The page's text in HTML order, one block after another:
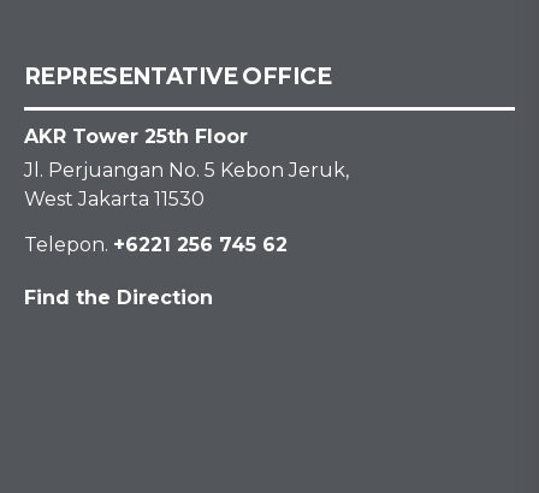
REPRESENTATIVE OFFICE
AKR Tower 25th Floor
Jl. Perjuangan No. 5 Kebon Jeruk,
West Jakarta 11530
Telepon. +6221 256 745 62
Find the Direction